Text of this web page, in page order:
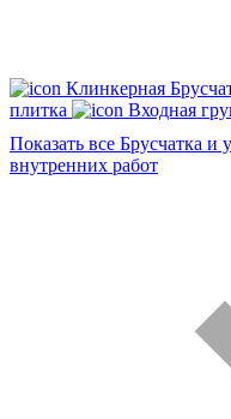
Клинкерная
плитка
Входная
Показать все Брусчатка
внутренних работ